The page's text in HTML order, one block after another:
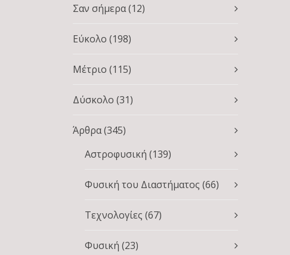
Σαν σήμερα(12)
Εύκολο (198)
Μέτριο (115)
Δύσκολο (31)
Άρθρα(345)
Αστροφυσική (139)
Φυσική του Διαστήματος (66)
Τεχνολογίες (67)
Φυσική (23)